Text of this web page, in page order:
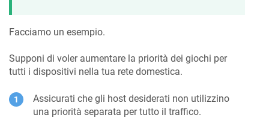
Facciamo un esempio.
Supponi di voler aumentare la priorità dei giochi per
tutti i dispositivi nella tua rete domestica.
Assicurati che gli host desiderati non utilizzino
una priorità separata per tutto il traffico.